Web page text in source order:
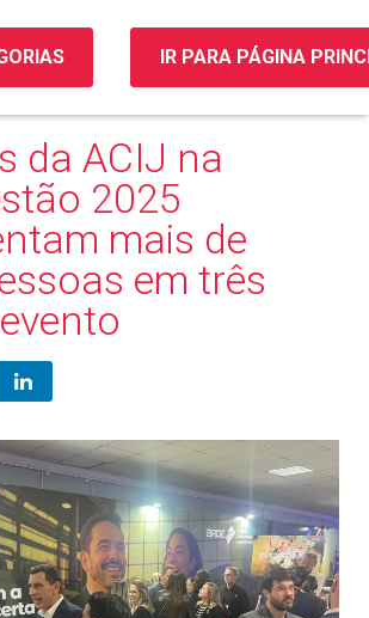
IR PARA PÁGINA
da ACIJ na
2025
mais de
em três